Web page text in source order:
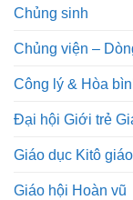
Chủng sinh
Chủng viện –
Công lý & Hòa
Đại hội Giới trẻ
Giáo dục Kitô giáo
Giáo hội Hoàn vũ